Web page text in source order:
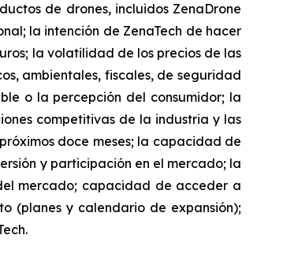
de drones, incluidos ZenaDrone
la intención de ZenaTech de hacer
la volatilidad de los precios de las
ambientales, fiscales, de seguridad
o la percepción del consumidor; la
competitivas de la industria y las
doce meses; la capacidad de
y participación en el mercado; la
mercado; capacidad de acceder a
(planes y calendario de expansión);